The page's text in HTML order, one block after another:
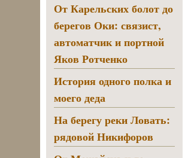
От Карельских болот до
берегов Оки: связист,
автоматчик и портной
Яков Ротченко
История одного полка и
моего деда
На берегу реки Ловать:
рядовой Никифоров